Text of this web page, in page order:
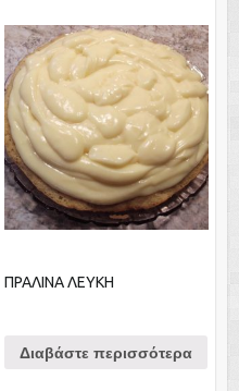
ΠΡΑΛΙΝΑ ΛΕΥΚΗ
Διαβάστε περισσότερα